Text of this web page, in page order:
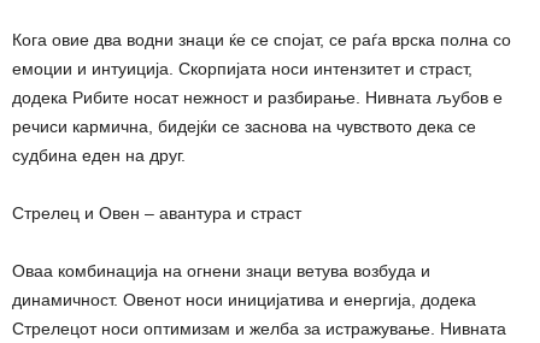
Кога овие два водни знаци ќе се спојат, се раѓа врска полна со
емоции и интуиција. Скорпијата носи интензитет и страст,
додека Рибите носат нежност и разбирање. Нивната љубов е
речиси кармична, бидејќи се заснова на чувството дека се
судбина еден на друг.
Стрелец и Овен – авантура и страст
Оваа комбинација на огнени знаци ветува возбуда и
динамичност. Овенот носи иницијатива и енергија, додека
Стрелецот носи оптимизам и желба за истражување. Нивната